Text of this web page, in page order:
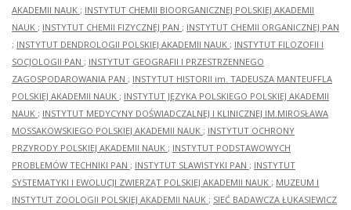
AKADEMII NAUK ; INSTYTUT CHEMII BIOORGANICZNEJ POLSKIEJ AKADEMII
NAUK ; INSTYTUT CHEMII FIZYCZNEJ PAN ; INSTYTUT CHEMII ORGANICZNEJ PAN
; INSTYTUT DENDROLOGII POLSKIEJ AKADEMII NAUK ; INSTYTUT FILOZOFII I
SOCJOLOGII PAN ; INSTYTUT GEOGRAFII I PRZESTRZENNEGO
ZAGOSPODAROWANIA PAN ; INSTYTUT HISTORII im. TADEUSZA MANTEUFFLA
POLSKIEJ AKADEMII NAUK ; INSTYTUT JĘZYKA POLSKIEGO POLSKIEJ AKADEMII
NAUK ; INSTYTUT MEDYCYNY DOŚWIADCZALNEJ I KLINICZNEJ IM.MIROSŁAWA
MOSSAKOWSKIEGO POLSKIEJ AKADEMII NAUK ; INSTYTUT OCHRONY
PRZYRODY POLSKIEJ AKADEMII NAUK ; INSTYTUT PODSTAWOWYCH
PROBLEMÓW TECHNIKI PAN ; INSTYTUT SLAWISTYKI PAN ; INSTYTUT
SYSTEMATYKI I EWOLUCJI ZWIERZĄT POLSKIEJ AKADEMII NAUK ; MUZEUM I
INSTYTUT ZOOLOGII POLSKIEJ AKADEMII NAUK ; SIEĆ BADAWCZA ŁUKASIEWICZ